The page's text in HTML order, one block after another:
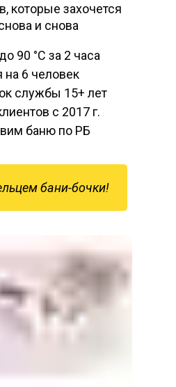
бани-бочки!
которые захочется
и снова
90 °C за 2 часа
на 6 человек
службы 15+ лет
с 2017 г.
баню по РБ